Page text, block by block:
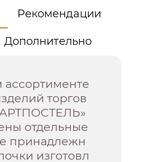
Рекомендации
Дополнительно
торгов
отдельные
принадлежн
изготовл